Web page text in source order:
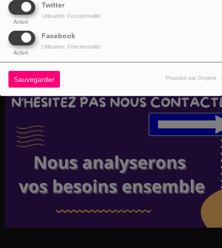
Twitter
Activé
Utilisation: Fonctionnalité
Facebook
Activé
Utilisation: Fonctionnalité
Sauvegarder Propulsé par Orejime